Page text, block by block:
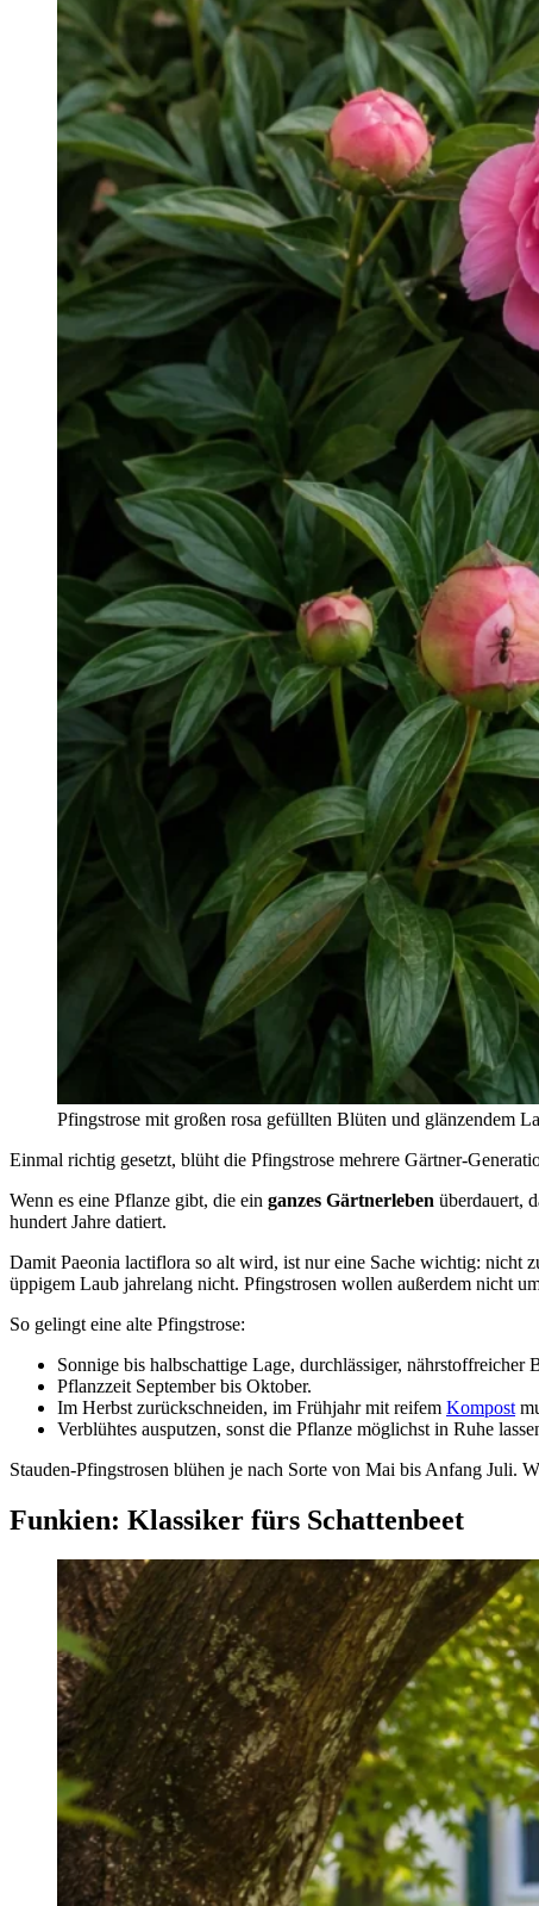
Pfingstrose mit großen rosa gefüllten Blüten und glänzendem
Einmal richtig gesetzt, blüht die Pfingstrose mehrere Gärtner-
Wenn es eine Pflanze gibt, die ein ganzes Gärtnerleben überdauert,
hundert Jahre datiert.
Damit Paeonia lactiflora so alt wird, ist nur eine Sache wichtig: nicht
üppigem Laub jahrelang nicht. Pfingstrosen wollen außerdem nicht
So gelingt eine alte Pfingstrose:
Sonnige bis halbschattige Lage, durchlässiger, nährstoffreicher
Pflanzzeit September bis Oktober.
Im Herbst zurückschneiden, im Frühjahr mit reifem Kompost
Verblühtes ausputzen, sonst die Pflanze möglichst in Ruhe
Stauden-Pfingstrosen blühen je nach Sorte von Mai bis Anfang Juli.
Funkien: Klassiker fürs Schattenbeet